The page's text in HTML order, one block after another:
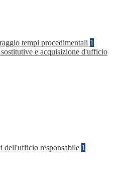
tempi procedimentali 1
e acquisizione d'ufficio
dell'ufficio responsabile 1